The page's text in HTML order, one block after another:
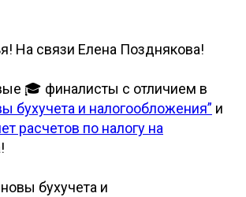
На связи Елена Позднякова!
🎓 финалисты с отличием в
бухучета и налогообложения” и
расчетов по налогу на
бухучета и